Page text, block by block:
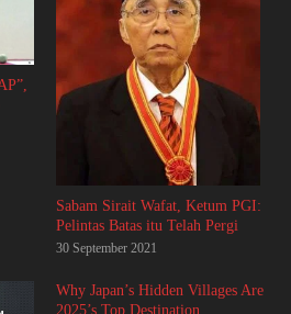
Sabam Sirait Wafat, Ketum PGI:
Pelintas Batas itu Telah Pergi
30 September 2021
Why Japan’s Hidden Villages Are
2025’s Top Destination